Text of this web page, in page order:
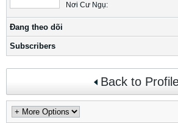
Nơi Cư Ngụ:
Ðang theo dõi
Subscribers
Back to